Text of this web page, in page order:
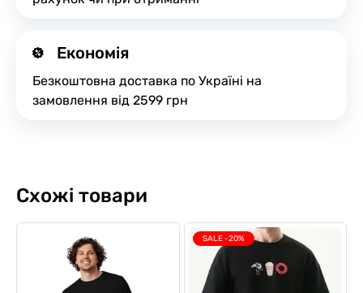
Економія
Безкоштовна доставка по Україні на
замовлення від 2599 грн
Схожі товари
SALE -20%